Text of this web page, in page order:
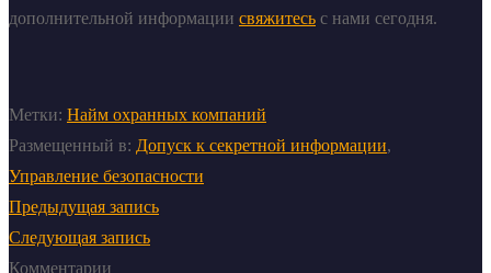
дополнительной информации свяжитесь с нами сегодня.
Метки: Найм охранных компаний
Размещенный в: Допуск к секретной информации,
Управление безопасности
Предыдущая запись
Следующая запись
Комментарии